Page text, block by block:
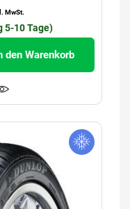
MwSt.
5-10 Tage)
den Warenkorb